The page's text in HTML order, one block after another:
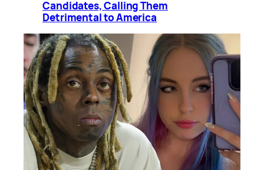
Candidates, Calling Them
Detrimental to America